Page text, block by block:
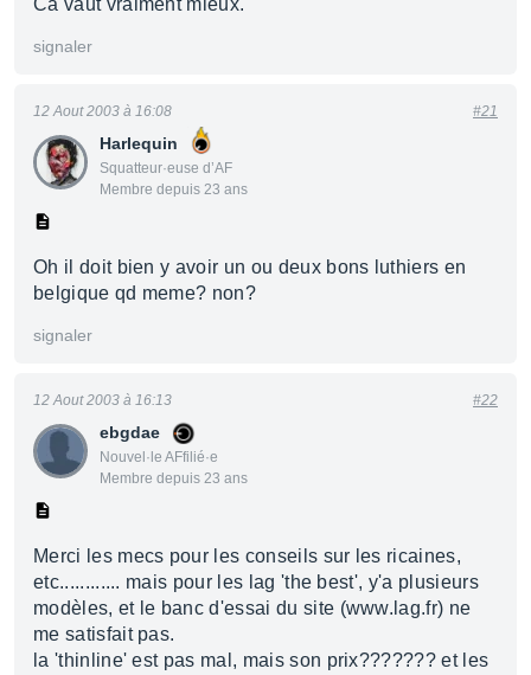
Ca vaut vraiment mieux.
signaler
Harlequin
Squatteur·euse d’AF
Membre depuis 23 ans
12 Aout 2003 à 16:08 #21
Oh il doit bien y avoir un ou deux bons luthiers en
belgique qd meme? non?
signaler
ebgdae
Nouvel·le AFfilié·e
Membre depuis 23 ans
12 Aout 2003 à 16:13 #22
Merci les mecs pour les conseils sur les ricaines,
etc............ mais pour les lag 'the best', y'a plusieurs
modèles, et le banc d'essai du site (www.lag.fr) ne
me satisfait pas.
la 'thinline' est pas mal, mais son prix??????? et les